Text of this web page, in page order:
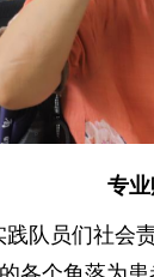
专
队员们社会